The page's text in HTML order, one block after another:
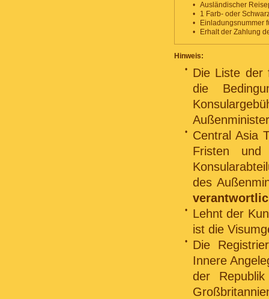
•
Ausländischer
•
1 Farb- oder
•
Einladungsnummer
•
Erhalt der Zahlung
Hinweis:
•
Die Liste der
die
•
Central Asia
Fristen
des
•
Lehnt der
ist die
•
Die
Innere
der